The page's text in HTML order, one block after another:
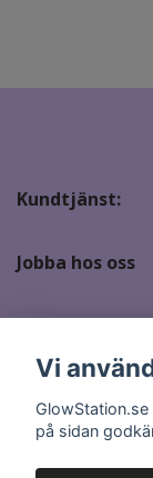
Kundtjänst:
Jobba hos oss
Sociala medier
Vi
på sidan